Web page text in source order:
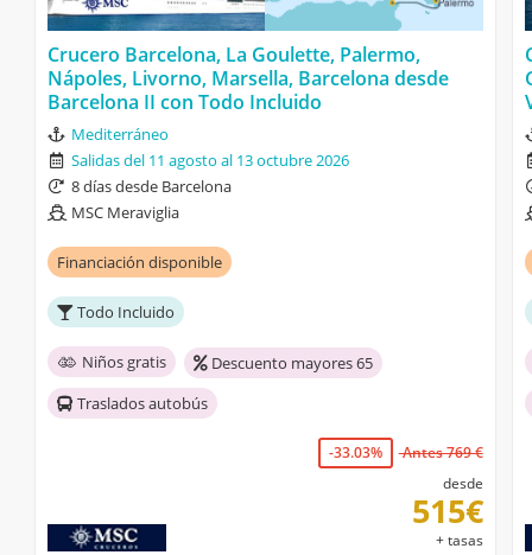
Crucero Barcelona, La Goulette, Palermo,
Nápoles, Livorno, Marsella, Barcelona desde
Barcelona II con Todo Incluido
Mediterráneo
Salidas del 11 agosto al 13 octubre 2026
8 días desde Barcelona
MSC Meraviglia
Financiación disponible
Todo Incluido
Niños gratis
Descuento mayores 65
Traslados autobús
-33.03%
Antes 769 €
desde
515€
+ tasas